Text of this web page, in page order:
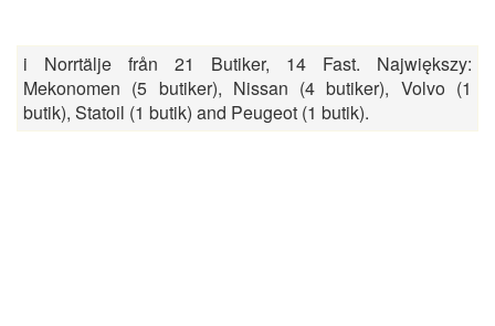
i Norrtälje från 21 Butiker, 14 Fast. Największy:
Mekonomen (5 butiker), Nissan (4 butiker), Volvo (1
butik), Statoil (1 butik) and Peugeot (1 butik).